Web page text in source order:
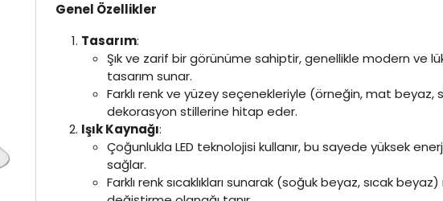
Genel Özellikler
Tasarım:
Şık ve zarif bir görünüme sahiptir, genellikle modern ve
tasarım sunar.
Farklı renk ve yüzey seçenekleriyle (örneğin, mat beyaz,
dekorasyon stillerine hitap eder.
Işık Kaynağı:
Çoğunlukla LED teknolojisi kullanır, bu sayede yüksek
sağlar.
Farklı renk sıcaklıkları sunarak (soğuk beyaz, sıcak